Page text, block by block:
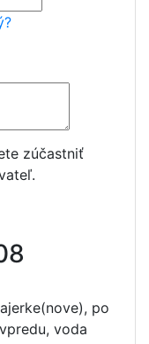
zúčastniť
po
voda